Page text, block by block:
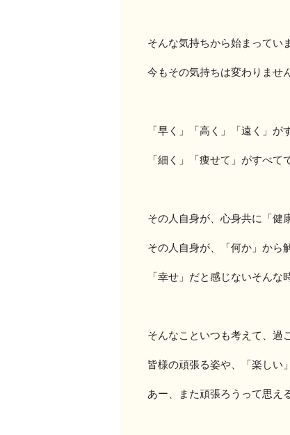
そんな気持ちから始まってい
今もその気持ちは変わりません
「早く」「高く」「遠く」が
「細く」「痩せて」がすべて
その人自身が、心身共に「健
その人自身が、「何か」から
「幸せ」だと感じないそん
そんなこといつも考えて、過
皆様の頑張る姿や、「楽しい
あー、また頑張ろうって思え